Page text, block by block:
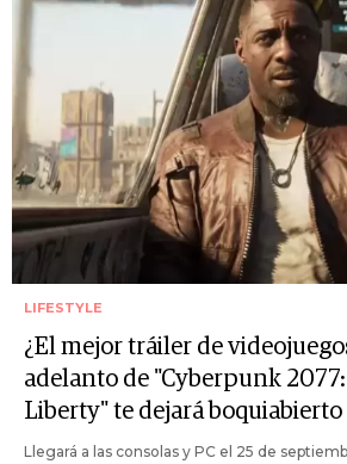
LIFESTYLE
¿El mejor tráiler de
adelanto de "Cyberpunk
Liberty" te dejará boquiabierto
Llegará a las consolas y PC el 25 de